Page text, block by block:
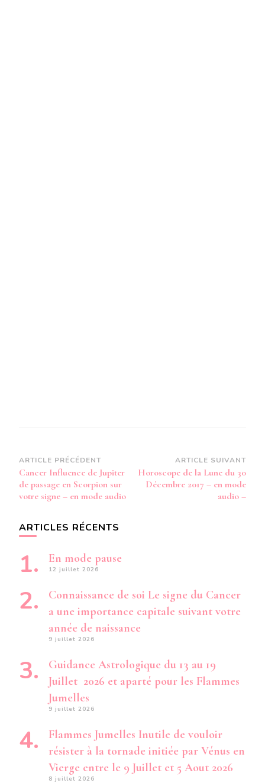
Navigation
d’article
ARTICLE PRÉCÉDENT
Cancer Influence de Jupiter
de passage en Scorpion sur
votre signe – en mode audio
ARTICLE SUIVANT
Horoscope de la Lune du 30
Décembre 2017 – en mode
audio –
ARTICLES RÉCENTS
En mode pause
12 juillet 2026
Connaissance de soi Le signe du Cancer
a une importance capitale suivant votre
année de naissance
9 juillet 2026
Guidance Astrologique du 13 au 19
Juillet 2026 et aparté pour les Flammes
Jumelles
9 juillet 2026
Flammes Jumelles Inutile de vouloir
résister à la tornade initiée par Vénus en
Vierge entre le 9 Juillet et 5 Aout 2026
8 juillet 2026